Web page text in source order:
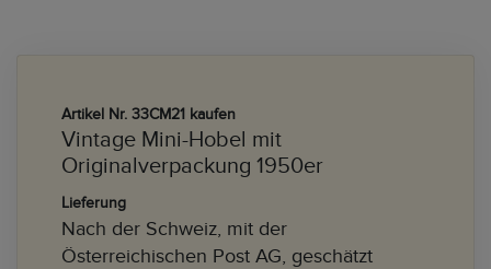
Artikel Nr. 33CM21 kaufen
Vintage Mini-Hobel mit
Originalverpackung 1950er
Lieferung
Nach der Schweiz, mit der
Österreichischen Post AG, geschätzt